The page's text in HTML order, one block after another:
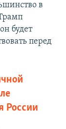
в
будет
перед
России